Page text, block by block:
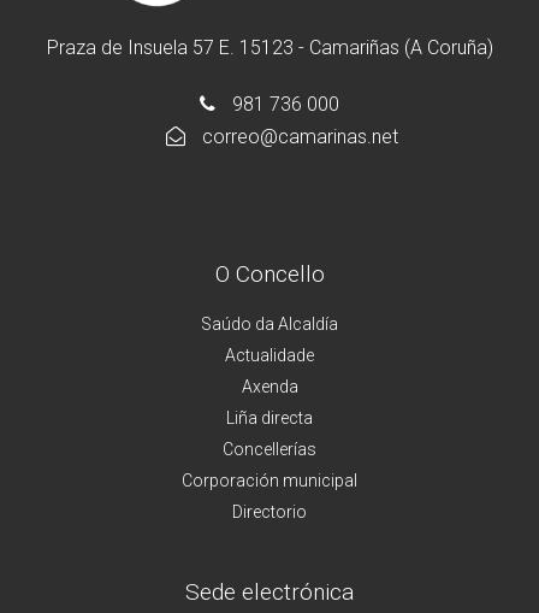
Praza de Insuela 57 E. 15123 - Camariñas (A Coruña)
981 736 000
correo@camarinas.net
O Concello
Saúdo da Alcaldía
Actualidade
Axenda
Liña directa
Concellerías
Corporación municipal
Directorio
Sede electrónica